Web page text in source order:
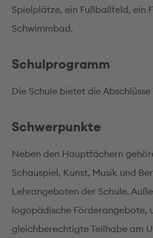
Spielplätze, ein Fußballfeld, ein
Schwimmbad.
Schulprogramm
Die Schule bietet die
Schwerpunkte
Neben den Hauptfächern
Schauspiel, Kunst, Musik und
Lehrangeboten der Schule.
logopädische Förderangebote,
gleichberechtigte Teilhabe am